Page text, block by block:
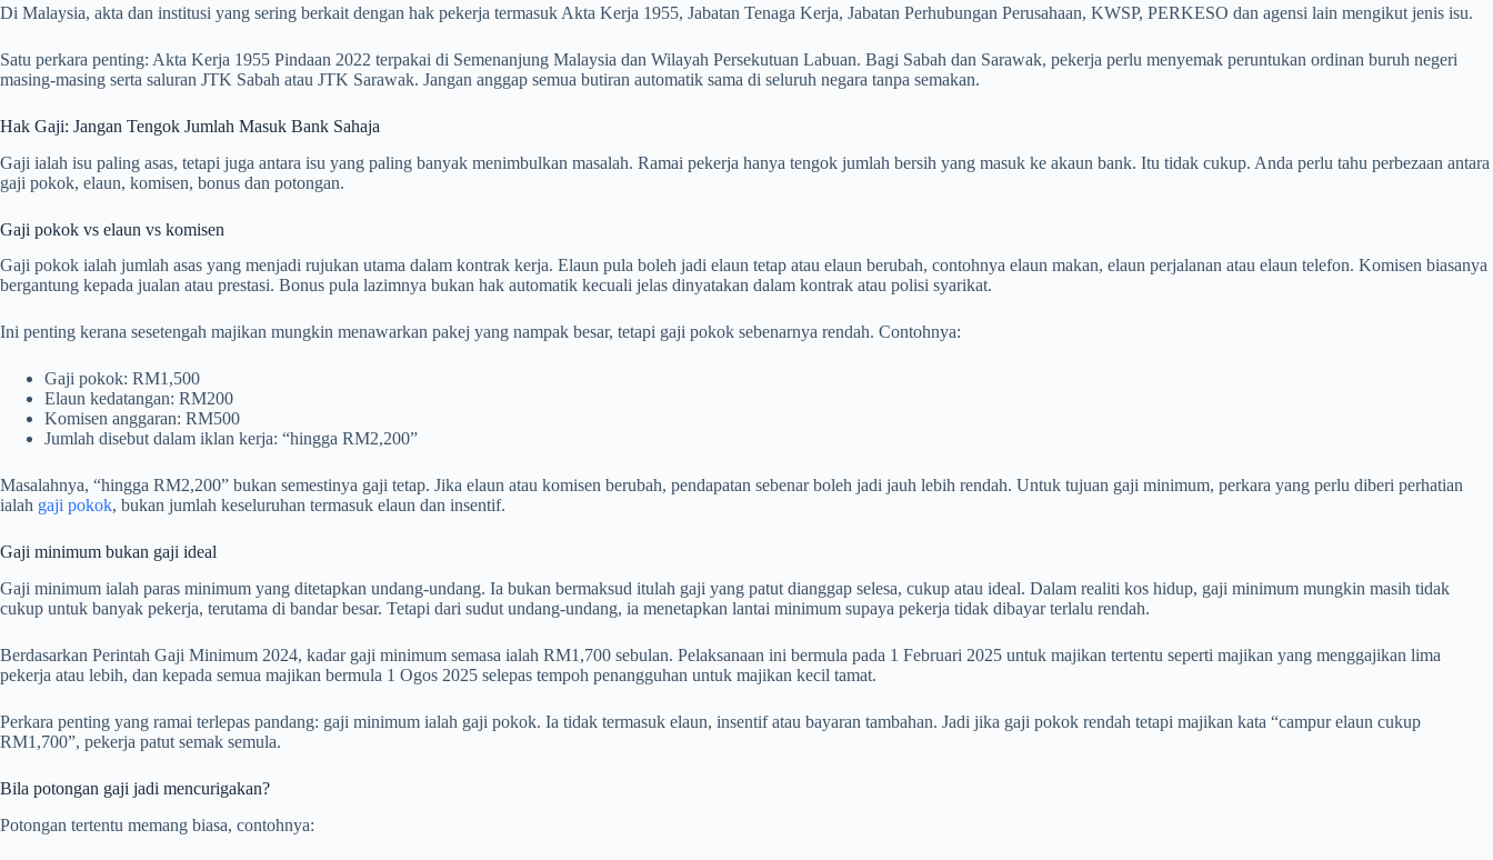
Di Malaysia, akta dan institusi yang sering berkait dengan hak pekerja termasuk Akta Kerja 1955, Jabatan Tenaga Kerja, Jabatan Perhubungan Perusahaan, KWSP, PERKESO dan agensi lain mengikut jenis isu.
Satu perkara penting: Akta Kerja 1955 Pindaan 2022 terpakai di Semenanjung Malaysia dan Wilayah Persekutuan Labuan. Bagi Sabah dan Sarawak, pekerja perlu menyemak peruntukan ordinan buruh negeri
masing-masing serta saluran JTK Sabah atau JTK Sarawak. Jangan anggap semua butiran automatik sama di seluruh negara tanpa semakan.
Hak Gaji: Jangan Tengok Jumlah Masuk Bank Sahaja
Gaji ialah isu paling asas, tetapi juga antara isu yang paling banyak menimbulkan masalah. Ramai pekerja hanya tengok jumlah bersih yang masuk ke akaun bank. Itu tidak cukup. Anda perlu tahu perbezaan antara
gaji pokok, elaun, komisen, bonus dan potongan.
Gaji pokok vs elaun vs komisen
Gaji pokok ialah jumlah asas yang menjadi rujukan utama dalam kontrak kerja. Elaun pula boleh jadi elaun tetap atau elaun berubah, contohnya elaun makan, elaun perjalanan atau elaun telefon. Komisen biasanya
bergantung kepada jualan atau prestasi. Bonus pula lazimnya bukan hak automatik kecuali jelas dinyatakan dalam kontrak atau polisi syarikat.
Ini penting kerana sesetengah majikan mungkin menawarkan pakej yang nampak besar, tetapi gaji pokok sebenarnya rendah. Contohnya:
Gaji pokok: RM1,500
Elaun kedatangan: RM200
Komisen anggaran: RM500
Jumlah disebut dalam iklan kerja: “hingga RM2,200”
Masalahnya, “hingga RM2,200” bukan semestinya gaji tetap. Jika elaun atau komisen berubah, pendapatan sebenar boleh jadi jauh lebih rendah. Untuk tujuan gaji minimum, perkara yang perlu diberi perhatian
ialah gaji pokok, bukan jumlah keseluruhan termasuk elaun dan insentif.
Gaji minimum bukan gaji ideal
Gaji minimum ialah paras minimum yang ditetapkan undang-undang. Ia bukan bermaksud itulah gaji yang patut dianggap selesa, cukup atau ideal. Dalam realiti kos hidup, gaji minimum mungkin masih tidak
cukup untuk banyak pekerja, terutama di bandar besar. Tetapi dari sudut undang-undang, ia menetapkan lantai minimum supaya pekerja tidak dibayar terlalu rendah.
Berdasarkan Perintah Gaji Minimum 2024, kadar gaji minimum semasa ialah RM1,700 sebulan. Pelaksanaan ini bermula pada 1 Februari 2025 untuk majikan tertentu seperti majikan yang menggajikan lima
pekerja atau lebih, dan kepada semua majikan bermula 1 Ogos 2025 selepas tempoh penangguhan untuk majikan kecil tamat.
Perkara penting yang ramai terlepas pandang: gaji minimum ialah gaji pokok. Ia tidak termasuk elaun, insentif atau bayaran tambahan. Jadi jika gaji pokok rendah tetapi majikan kata “campur elaun cukup
RM1,700”, pekerja patut semak semula.
Bila potongan gaji jadi mencurigakan?
Potongan tertentu memang biasa, contohnya: